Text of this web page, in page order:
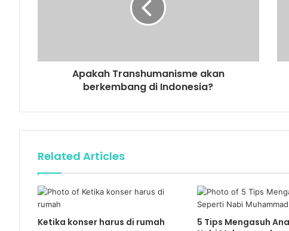
Apakah Transhumanisme akan
berkembang di Indonesia?
Related Articles
Ketika konser harus di rumah
5 Tips Mengasuh